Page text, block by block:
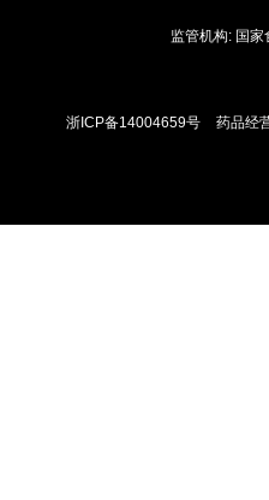
监管机构: 国家
浙ICP备14004659号 药品经